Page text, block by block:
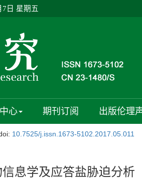
7日 星期五
心 期刊订阅 出版伦理
10.7525/j.issn.1673-5102.2017.05.011
息学及应答盐胁迫分析